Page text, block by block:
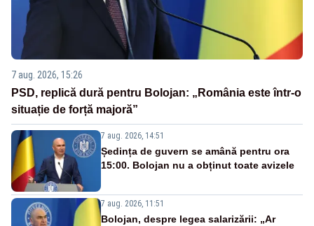
7 aug. 2026, 15:26
PSD, replică dură pentru Bolojan: „România este într-o
situație de forță majoră”
7 aug. 2026, 14:51
Ședința de guvern se amână pentru ora
15:00. Bolojan nu a obținut toate avizele
7 aug. 2026, 11:51
Bolojan, despre legea salarizării: „Ar